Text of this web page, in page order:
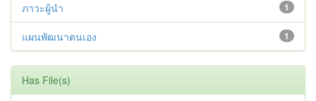
1
ภาวะผู้นำ
1
แผนพัฒนาตนเอง
Has File(s)